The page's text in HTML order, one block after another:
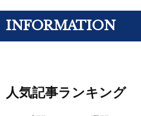
INFORMATION
人気記事ランキング